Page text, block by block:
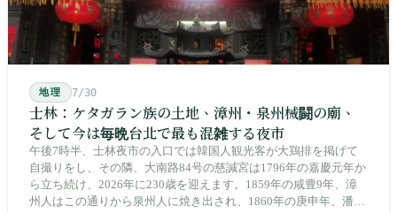
地理 7/30
士林：ケタガラン族の土地、漳州・泉州械闘の廟、
そして今は毎晩台北で最も混雑する夜市
午後7時半、士林夜市の入口では韓国人観光客が大鶏排を掲げて
自撮りをし、その隣、大南路84号の慈諴宮は1796年の嘉慶元年か
ら立ち続け、2026年に230歳を迎えます。1859年の咸豊9年、漳
州人はこの通りから泉州人に焼き出され、1860年の庚申年、潘永